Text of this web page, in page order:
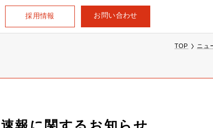
採用情報 お問い合わせ
TOP ニュ